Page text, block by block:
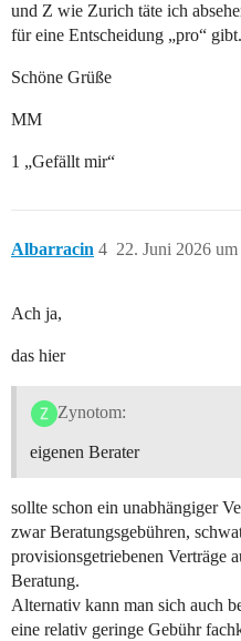
und Z wie Zurich täte ich
für eine Entscheidung „pro“ gibt.
Schöne Grüße
MM
1 „Gefällt mir“
Albarracin 22. Juni 2026
4
Ach ja,
das hier
Zynotom:
eigenen Berater
sollte schon ein unabhängiger
zwar Beratungsgebühren,
provisionsgetriebenen Verträge
Beratung.
Alternativ kann man sich auch
eine relativ geringe Gebühr